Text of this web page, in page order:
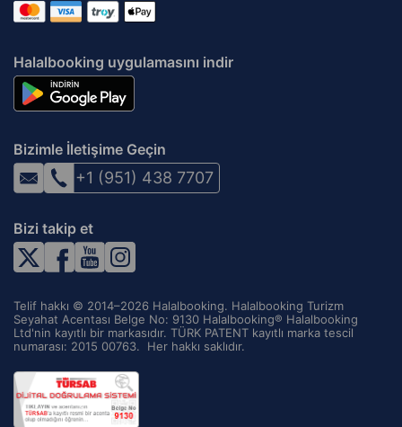
Halalbooking uygulamasını indir
Bizimle İletişime Geçin
+1 (951) 438 7707
Bizi takip et
Telif hakkı © 2014–2026 Halalbooking. Halalbooking Turizm
Seyahat Acentası Belge No: 9130 Halalbooking® Halalbooking
Ltd'nin kayıtlı bir markasıdır. TÜRK PATENT kayıtlı marka tescil
numarası: 2015 00763. ‌ Her hakkı saklıdır.